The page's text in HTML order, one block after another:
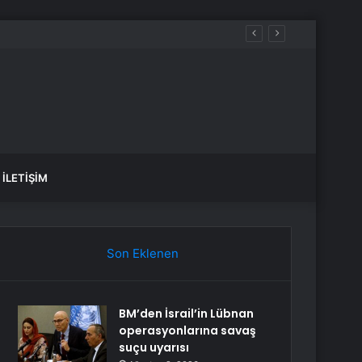
İLETIŞIM
Son Eklenen
BM’den İsrail’in Lübnan
operasyonlarına savaş
suçu uyarısı